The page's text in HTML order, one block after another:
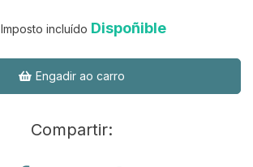
Imposto incluído Dispoñible
Engadir ao carro
Compartir: